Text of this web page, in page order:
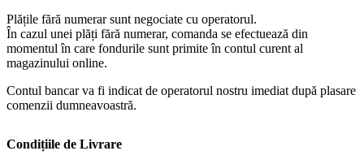
Plățile fără numerar sunt negociate cu operatorul.
În cazul unei plăți fără numerar, comanda se efectuează din
momentul în care fondurile sunt primite în contul curent al
magazinului online.
Contul bancar va fi indicat de operatorul nostru imediat după plasare
comenzii dumneavoastră.
Condițiile de Livrare